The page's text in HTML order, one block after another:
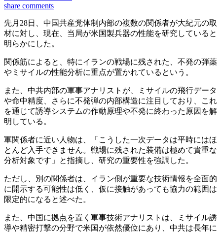
share comments
先月28日、中国共産党体制内部の複数の関係者が大紀元の取
材に対し、現在、当局が米国製兵器の性能を研究していると
明らかにした。
関係筋によると、特にイランの戦場に残された、不発の弾薬
やミサイルの性能分析に重点が置かれているという。
また、中共内部の軍事アナリストが、ミサイルの飛行データ
や命中精度、さらに不発弾の内部構造に注目しており、これ
を通じて誘導システムの作動原理や不発に終わった原因を解
明している。
軍関係者に近い人物は、「こうした一次データは平時にはほ
とんど入手できません。戦場に残された装備は極めて貴重な
分析対象です」と指摘し、研究の重要性を強調した。
ただし、別の関係者は、イラン側が重要な技術情報を全面的
に開示する可能性は低く、仮に接触があっても協力の範囲は
限定的になると述べた。
また、中国に拠点を置く軍事技術アナリストは、ミサイル誘
導や精密打撃の分野で米国が依然優位にあり、中共は長年に